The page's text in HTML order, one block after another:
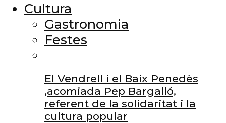
Cultura
Gastronomia
Festes
El Vendrell i el Baix Penedès
,acomiada Pep Bargalló,
referent de la solidaritat i la
cultura popular